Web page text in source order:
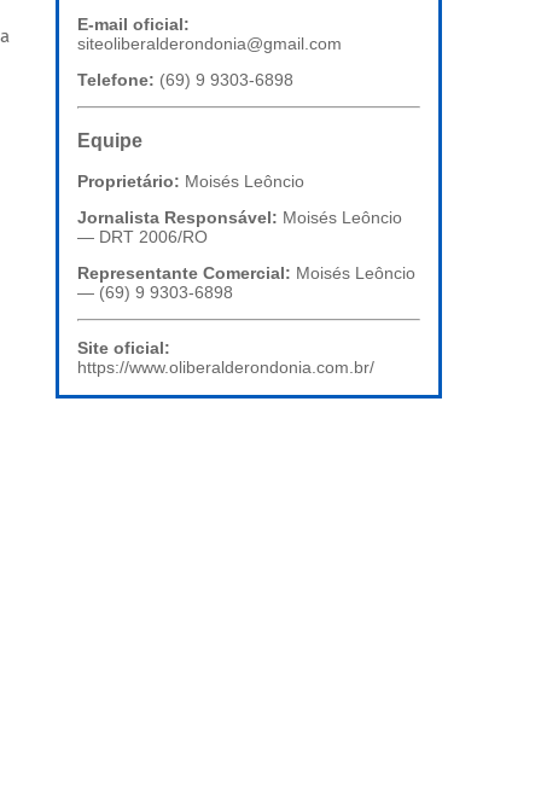
E-mail oficial:
siteoliberalderondonia@gmail.com
Telefone: (69) 9 9303-6898
Equipe
Proprietário: Moisés Leôncio
Jornalista Responsável: Moisés Leôncio
— DRT 2006/RO
Representante Comercial: Moisés Leôncio
— (69) 9 9303-6898
Site oficial:
https://www.oliberalderondonia.com.br/